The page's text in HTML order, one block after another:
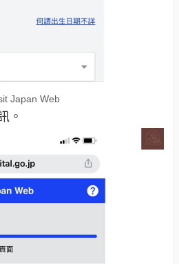
Japan Web
。